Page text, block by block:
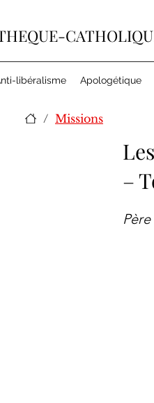
libéralisme Apologétique
/ Missions
–